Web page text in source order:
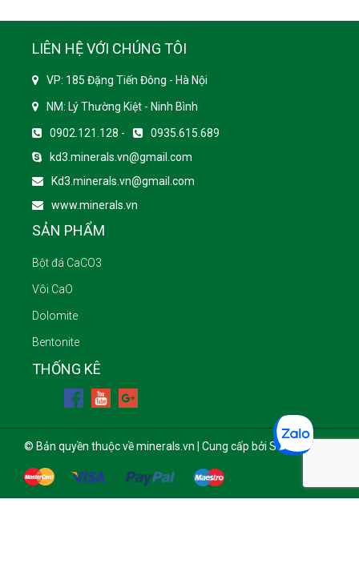
LIÊN HỆ VỚI CHÚNG TÔI
VP: 185 Đặng Tiến Đông - Hà Nội
NM: Lý Thường Kiệt - Ninh Bình
0902.121.128 -
0935.615.689
kd3.minerals.vn@gmail.com
Kd3.minerals.vn@gmail.com
www.minerals.vn
SẢN PHẨM
Bột đá CaCO3
Vôi CaO
Dolomite
Bentonite
THỐNG KÊ
© Bản quyền thuộc về minerals.vn | Cung cấp bởi Sapo